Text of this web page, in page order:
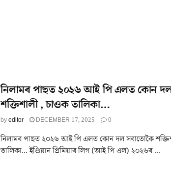
নিলামৰ পাছত ২০২৬ আই পি এলত কোন
শক্তিশালী , চাওক তালিকা…
byeditor DECEMBER 17, 2025 0
নিলামৰ পাছত ২০২৬ আই পি এলত কোন দল সবাতোকৈ
তালিকা... ইণ্ডিয়ান প্ৰিমিয়াৰ লিগ (আই পি এল) ২০২৬ৰ ...